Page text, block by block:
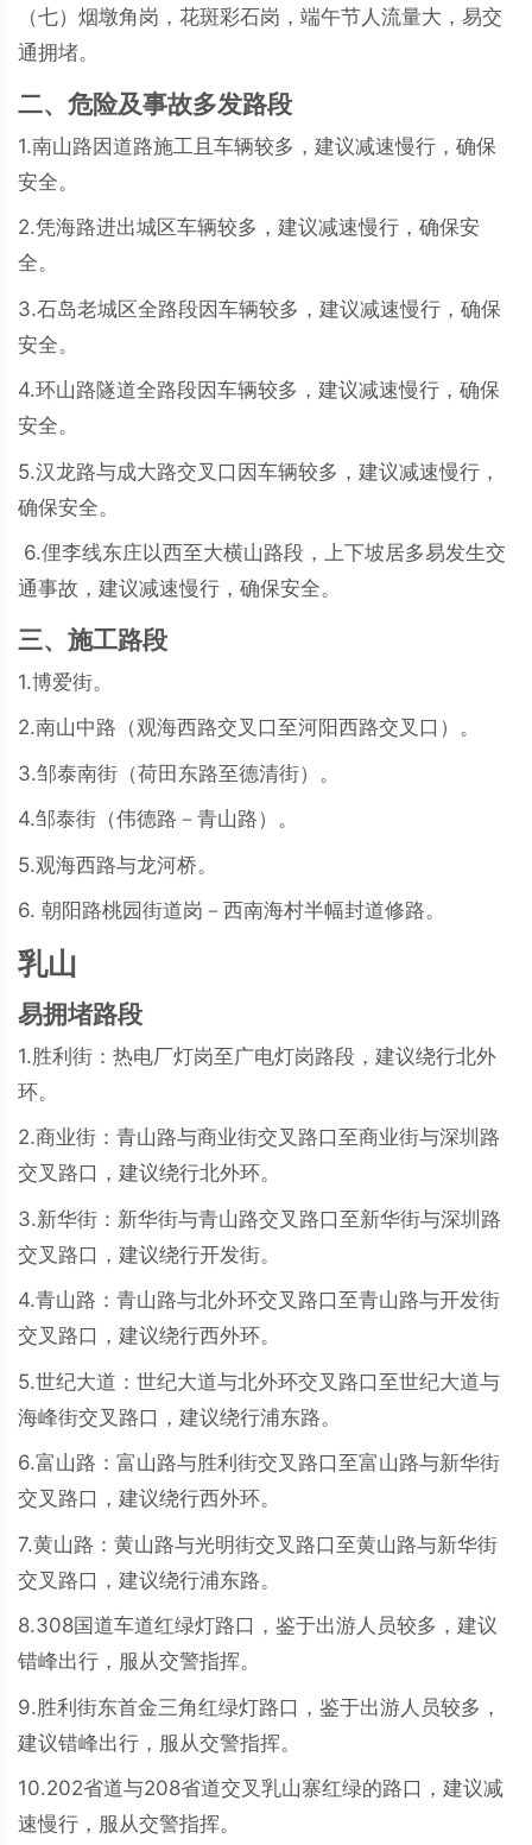
（七）烟墩角岗，花斑彩石岗，端午节人流量大，易交
通拥堵。
二、危险及事故多发路段
1.南山路因道路施工且车辆较多，建议减速慢行，确保
安全。
2.凭海路进出城区车辆较多，建议减速慢行，确保安
全。
3.石岛老城区全路段因车辆较多，建议减速慢行，确保
安全。
4.环山路隧道全路段因车辆较多，建议减速慢行，确保
安全。
5.汉龙路与成大路交叉口因车辆较多，建议减速慢行，
确保安全。
6.俚李线东庄以西至大横山路段，上下坡居多易发生交
通事故，建议减速慢行，确保安全。
三、施工路段
1.博爱街。
2.南山中路（观海西路交叉口至河阳西路交叉口）。
3.邹泰南街（荷田东路至德清街）。
4.邹泰街（伟德路－青山路）。
5.观海西路与龙河桥。
6. 朝阳路桃园街道岗－西南海村半幅封道修路。
乳山
易拥堵路段
1.胜利街：热电厂灯岗至广电灯岗路段，建议绕行北外
环。
2.商业街：青山路与商业街交叉路口至商业街与深圳路
交叉路口，建议绕行北外环。
3.新华街：新华街与青山路交叉路口至新华街与深圳路
交叉路口，建议绕行开发街。
4.青山路：青山路与北外环交叉路口至青山路与开发街
交叉路口，建议绕行西外环。
5.世纪大道：世纪大道与北外环交叉路口至世纪大道与
海峰街交叉路口，建议绕行浦东路。
6.富山路：富山路与胜利街交叉路口至富山路与新华街
交叉路口，建议绕行西外环。
7.黄山路：黄山路与光明街交叉路口至黄山路与新华街
交叉路口，建议绕行浦东路。
8.308国道车道红绿灯路口，鉴于出游人员较多，建议
错峰出行，服从交警指挥。
9.胜利街东首金三角红绿灯路口，鉴于出游人员较多，
建议错峰出行，服从交警指挥。
10.202省道与208省道交叉乳山寨红绿的路口，建议减
速慢行，服从交警指挥。